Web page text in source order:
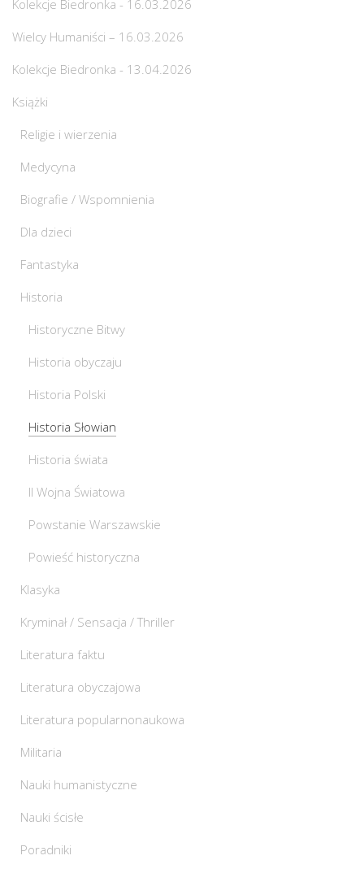
Kolekcje Biedronka - 16.03.2026
Wielcy Humaniści – 16.03.2026
Kolekcje Biedronka - 13.04.2026
Książki
Religie i wierzenia
Medycyna
Biografie / Wspomnienia
Dla dzieci
Fantastyka
Historia
Historyczne Bitwy
Historia obyczaju
Historia Polski
Historia Słowian
Historia świata
II Wojna Światowa
Powstanie Warszawskie
Powieść historyczna
Klasyka
Kryminał / Sensacja / Thriller
Literatura faktu
Literatura obyczajowa
Literatura popularnonaukowa
Militaria
Nauki humanistyczne
Nauki ścisłe
Poradniki